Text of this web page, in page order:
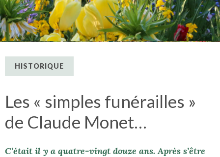
HISTORIQUE
Les « simples funérailles »
de Claude Monet…
C’était il y a quatre-vingt douze ans. Après s’être